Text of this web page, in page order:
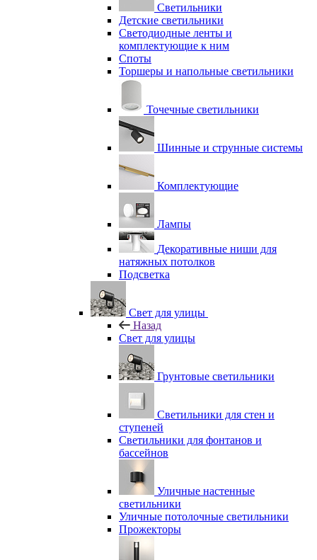
Светильники
Детские светильники
Светодиодные ленты и
комплектующие к ним
Споты
Торшеры и напольные светильники
Точечные светильники
Шинные и струнные системы
Комплектующие
Лампы
Декоративные ниши для
натяжных потолков
Подсветка
Свет для улицы
Назад
Свет для улицы
Грунтовые светильники
Светильники для стен и
ступеней
Светильники для фонтанов и
бассейнов
Уличные настенные
светильники
Уличные потолочные светильники
Прожекторы